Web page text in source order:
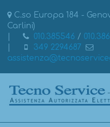
C.so Europa 184 -
Carlini)
010.385546 /
349 2294687